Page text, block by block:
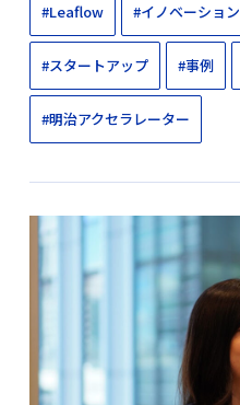
#Leaflow #イノベーション
#スタートアップ #事例
#明治アクセラレーター